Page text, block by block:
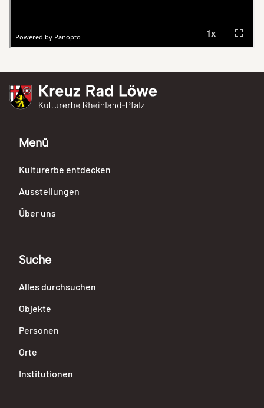
Menü
Kulturerbe entdecken
Ausstellungen
Über uns
Suche
Alles durchsuchen
Objekte
Personen
Orte
Institutionen